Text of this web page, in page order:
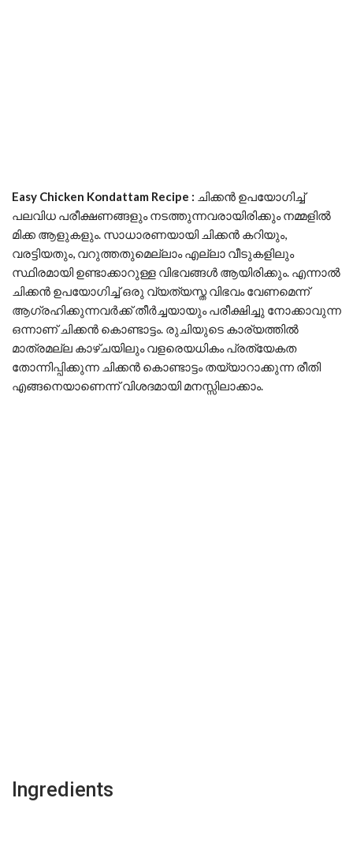
Easy Chicken Kondattam Recipe : ചിക്കൻ ഉപയോഗിച്ച്
പലവിധ പരീക്ഷണങ്ങളും നടത്തുന്നവരായിരിക്കും നമ്മളിൽ
മിക്ക ആളുകളും. സാധാരണയായി ചിക്കൻ കറിയും,
വരട്ടിയതും, വറുത്തതുമെല്ലാം എല്ലാ വീടുകളിലും
സ്ഥിരമായി ഉണ്ടാക്കാറുള്ള വിഭവങ്ങൾ ആയിരിക്കും. എന്നാൽ
ചിക്കൻ ഉപയോഗിച്ച് ഒരു വ്യത്യസ്ത വിഭവം വേണമെന്ന്
ആഗ്രഹിക്കുന്നവർക്ക് തീർച്ചയായും പരീക്ഷിച്ചു നോക്കാവുന്ന
ഒന്നാണ് ചിക്കൻ കൊണ്ടാട്ടം. രുചിയുടെ കാര്യത്തിൽ
മാത്രമല്ല കാഴ്ചയിലും വളരെയധികം പ്രത്യേകത
തോന്നിപ്പിക്കുന്ന ചിക്കൻ കൊണ്ടാട്ടം തയ്യാറാക്കുന്ന രീതി
എങ്ങനെയാണെന്ന് വിശദമായി മനസ്സിലാക്കാം.
Ingredients